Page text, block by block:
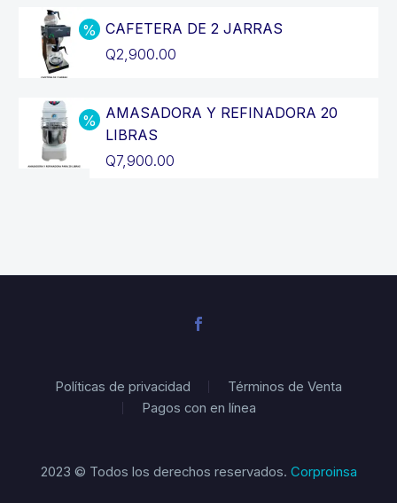
original
era:
precio
actual
CAFETERA DE 2 JARRAS
El
original
era:
Q3,200.00.
Q2,900.00
precio
actual
es:
AMASADORA Y REFINADORA 20
LIBRAS
El
Q7,900.00
Políticas de privacidad
Términos de Venta
Pagos con en línea
2023 © Todos los derechos reservados. Corproinsa